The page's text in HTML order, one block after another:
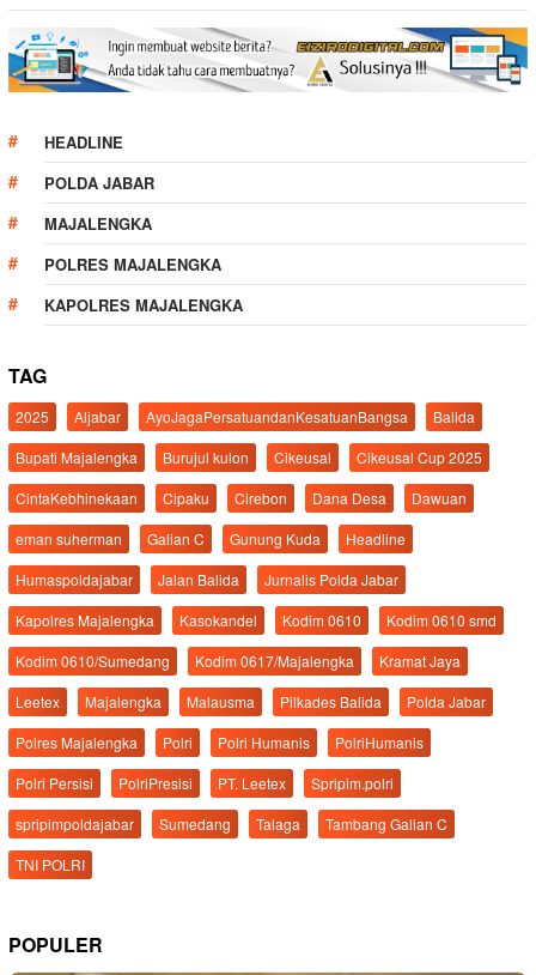
HEADLINE
POLDA JABAR
MAJALENGKA
POLRES MAJALENGKA
KAPOLRES MAJALENGKA
TAG
2025 Aljabar AyoJagaPersatuandanKesatuanBangsa
Balida
Bupati Majalengka
Burujul kulon Cikeusal
Cikeusal Cup 2025
CintaKebhinekaan
Cipaku Cirebon Dana Desa
Dawuan
eman suherman
Galian C Gunung Kuda
Headline
Humaspoldajabar
Jalan Balida
Jurnalis Polda Jabar
Kapolres Majalengka
Kasokandel Kodim 0610
Kodim 0610 smd
Kodim 0610/Sumedang
Kodim 0617/Majalengka
Kramat Jaya
Leetex
Majalengka Malausma Pilkades Balida
Polda Jabar
Polres Majalengka
Polri Polri Humanis
PolriHumanis
Polri Persisi
PolriPresisi PT. Leetex
Spripim.polri
spripimpoldajabar
Sumedang Talaga
Tambang Galian C
TNI POLRI
POPULER